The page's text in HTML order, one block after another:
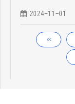
2024-11-01
<<